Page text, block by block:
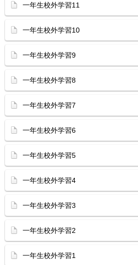
一年生校外学習11
一年生校外学習10
一年生校外学習9
一年生校外学習8
一年生校外学習7
一年生校外学習6
一年生校外学習5
一年生校外学習4
一年生校外学習3
一年生校外学習2
一年生校外学習1